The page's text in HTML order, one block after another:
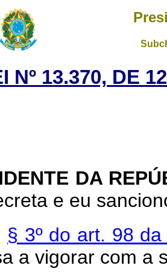
Nº 13.370, DE
DA
e eu
§ 3º do art. 98
a vigorar com a